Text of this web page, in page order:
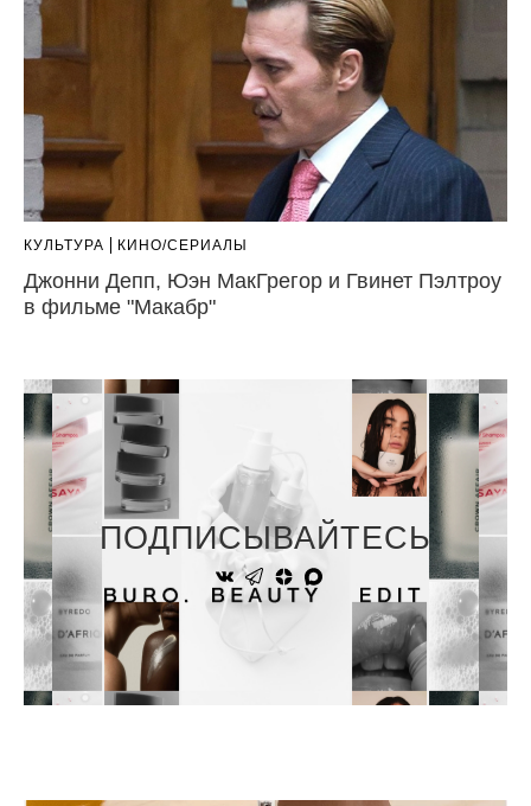
КУЛЬТУРА КИНО/СЕРИАЛЫ
Джонни Депп, Юэн МакГрегор и Гвинет Пэлтроу
в фильме "Макабр"
ПОДПИСЫВАЙТЕСЬ